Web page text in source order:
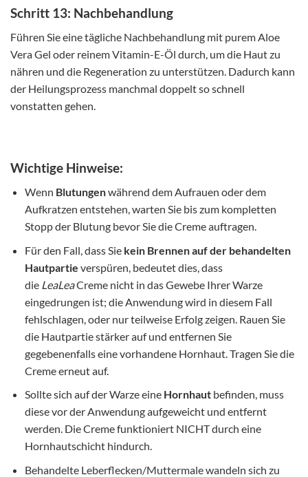
Schritt 13: Nachbehandlung
Führen Sie eine tägliche Nachbehandlung mit purem Aloe
Vera Gel oder reinem Vitamin-E-Öl durch, um die Haut zu
nähren und die Regeneration zu unterstützen. Dadurch kann
der Heilungsprozess manchmal doppelt so schnell
vonstatten gehen.
Wichtige Hinweise:
Wenn Blutungenwährend dem Aufrauen oder dem
Aufkratzen entstehen, warten Sie bis zum kompletten
Stopp der Blutung bevor Sie die Creme auftragen.
Für den Fall, dass Sie kein Brennen auf der behandelten
Hautpartie verspüren, bedeutet dies, dass
die LeaLeaCreme nicht in das Gewebe Ihrer Warze
eingedrungen ist; die Anwendung wird in diesem Fall
fehlschlagen, oder nur teilweise Erfolg zeigen. Rauen Sie
die Hautpartie stärker auf und entfernen Sie
gegebenenfalls eine vorhandene Hornhaut. Tragen Sie die
Creme erneut auf.
Sollte sich auf der Warze eine Hornhautbefinden, muss
diese vor der Anwendung aufgeweicht und entfernt
werden. Die Creme funktioniert NICHT durch eine
Hornhautschicht hindurch.
Behandelte Leberflecken/Muttermale wandeln sich zu